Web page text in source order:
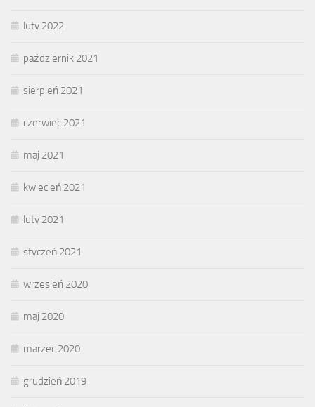
luty 2022
październik 2021
sierpień 2021
czerwiec 2021
maj 2021
kwiecień 2021
luty 2021
styczeń 2021
wrzesień 2020
maj 2020
marzec 2020
grudzień 2019